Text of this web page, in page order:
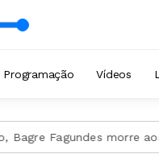
da Nossa Terra com Portal
completa
Programação Vídeos
morre aos 86 anos